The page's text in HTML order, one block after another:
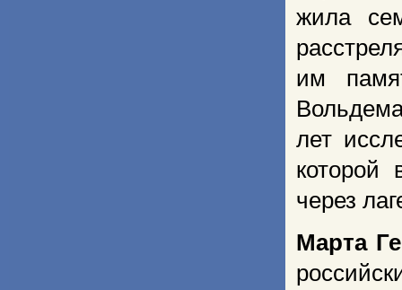
жила
им
лет
которой
через
Марта